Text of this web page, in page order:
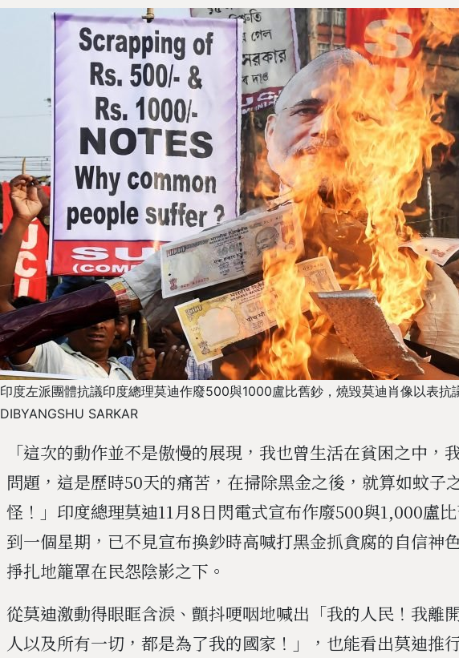
印度左派團體抗議印度總理莫迪作廢500與1000盧比舊鈔，燒毀莫迪肖像以表抗
DIBYANGSHU SARKAR
「這次的動作並不是傲慢的展現，我也曾生活在貧困之中，
問題，這是歷時50天的痛苦，在掃除黑金之後，就算如蚊子
怪！」印度總理莫迪11月8日閃電式宣布作廢500與1,000盧
到一個星期，已不見宣布換鈔時高喊打黑金抓貪腐的自信神
掙扎地籠罩在民怨陰影之下。
從莫迪激動得眼眶含淚、顫抖哽咽地喊出「我的人民！我離
人以及所有一切，都是為了我的國家！」，也能看出莫迪推